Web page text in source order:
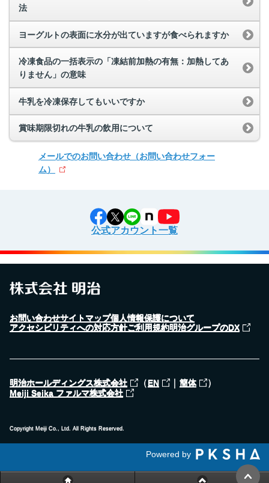
法
ヨーグルトの表面に水分が出ていますが食べられますか
冷凍食品の一括表示の「凍結前加熱の有無：加熱してあ
りません」の意味
牛乳を冷凍保存してもいいですか
賞味期限切れの牛乳の飲用について
メールでのお問い合わせ （お問い合わせフォー
ム）
公式アカウント一覧
お問い合わせサイトマップ個人情報保護について
アクセシビリティへの対応方針ご利用規約明治グループのDX
明治ホールディングス株式会社 （EN ｜ 簡体 ）
Meiji Seika ファルマ株式会社
Copyright Meiji Co., Ltd. All Rights Reserved.
Powered by